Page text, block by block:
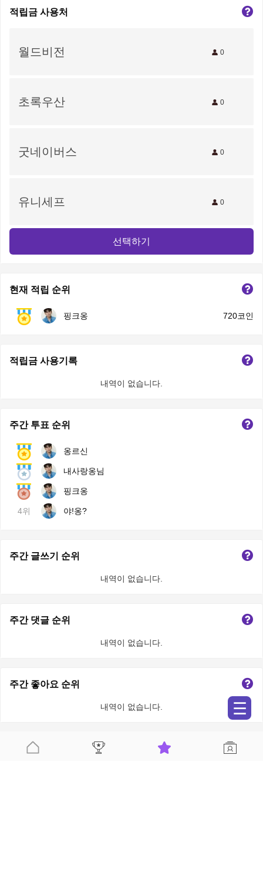
적립금 사용처
월드비전 0
초록우산 0
굿네이버스 0
유니세프 0
선택하기
현재 적립 순위
핑크옹 720코인
적립금 사용기록
내역이 없습니다.
주간 투표 순위
옹르신
내사랑옹님
핑크옹
4위 야!옹?
주간 글쓰기 순위
내역이 없습니다.
주간 댓글 순위
내역이 없습니다.
주간 좋아요 순위
내역이 없습니다. ☰